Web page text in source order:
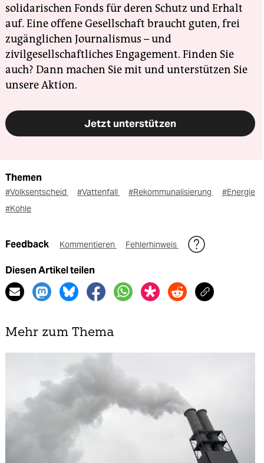
solidarischen Fonds für deren Schutz und Erhalt
auf. Eine offene Gesellschaft braucht guten, frei
zugänglichen Journalismus – und
zivilgesellschaftliches Engagement. Finden Sie
auch? Dann machen Sie mit und unterstützen Sie
unsere Aktion.
Jetzt unterstützen
Themen
#Volksentscheid #Vattenfall #Rekommunalisierung
#Energie
#Kohle
Feedback Kommentieren Fehlerhinweis
Diesen Artikel teilen
Mehr zum Thema